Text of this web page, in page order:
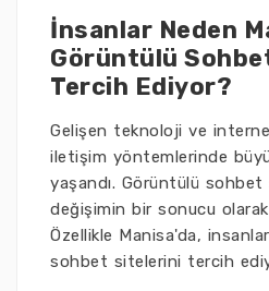
İnsanlar Neden
Görüntülü
Tercih Ediyor?
Gelişen teknoloji ve
iletişim yöntemlerinde
yaşandı. Görüntülü
değişimin bir sonucu
Özellikle Manisa'da,
sohbet sitelerini tercih